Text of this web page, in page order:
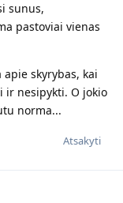
sunus,
pastoviai vienas
skyrybas, kai
ir nesipykti. O jokio
norma...
Atsakyti